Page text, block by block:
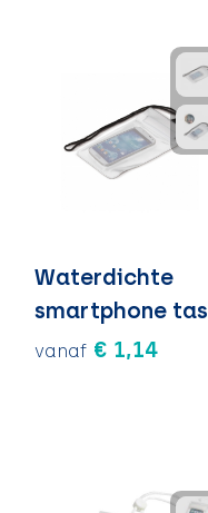
Waterdichte
smartphone tas
vanaf € 1,14